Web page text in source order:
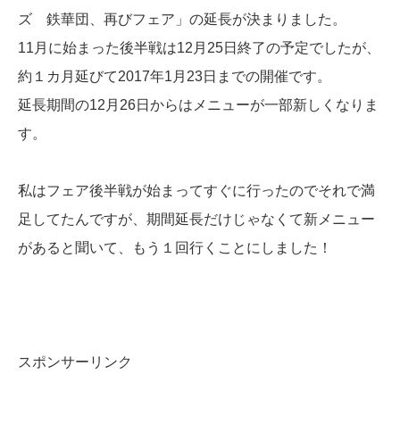
ズ 鉄華団、再びフェア」の延長が決まりました。
11月に始まった後半戦は12月25日終了の予定でしたが、
約１カ月延びて2017年1月23日までの開催です。
延長期間の12月26日からはメニューが一部新しくなりま
す。
私はフェア後半戦が始まってすぐに行ったのでそれで満
足してたんですが、期間延長だけじゃなくて新メニュー
があると聞いて、もう１回行くことにしました！
スポンサーリンク